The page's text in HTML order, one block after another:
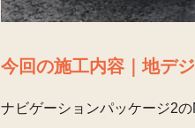
今回の施工内容｜地デ
ナビゲーションパッケージ2の